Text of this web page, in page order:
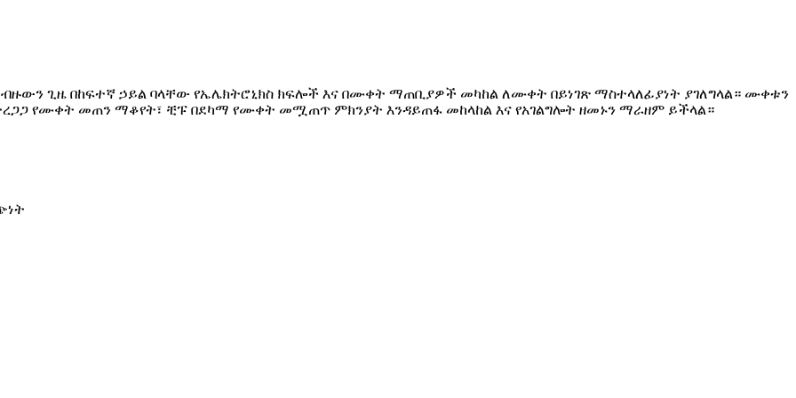
ጊዜ በከፍተኛ ኃይል ባላቸው የኤሌክትሮኒክስ ክፍሎች እና በሙቀት ማጠቢያዎች መካከል ለሙቀት በይነገጽ ማስተላለፊያነት ያገለግላል። ሙቀቱን
የሙቀት መጠን ማቆየት፣ ቺፑ በደካማ የሙቀት መሟጠጥ ምክንያት እንዳይጠፋ መከላከል እና የአገልግሎት ዘመኑን ማራዘም ይችላል።